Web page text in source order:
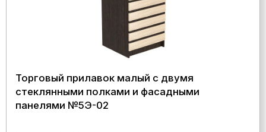
Торговый прилавок малый с двумя
стеклянными полками и фасадными
панелями №5Э-02